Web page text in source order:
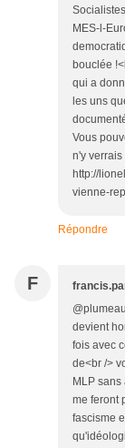
MES-l-
bouclée
qui a
les uns
Vous
n'y
http://
vienne-
Répondre
F
devient
fois avec
de<br />
MLP
me feront
fascisme